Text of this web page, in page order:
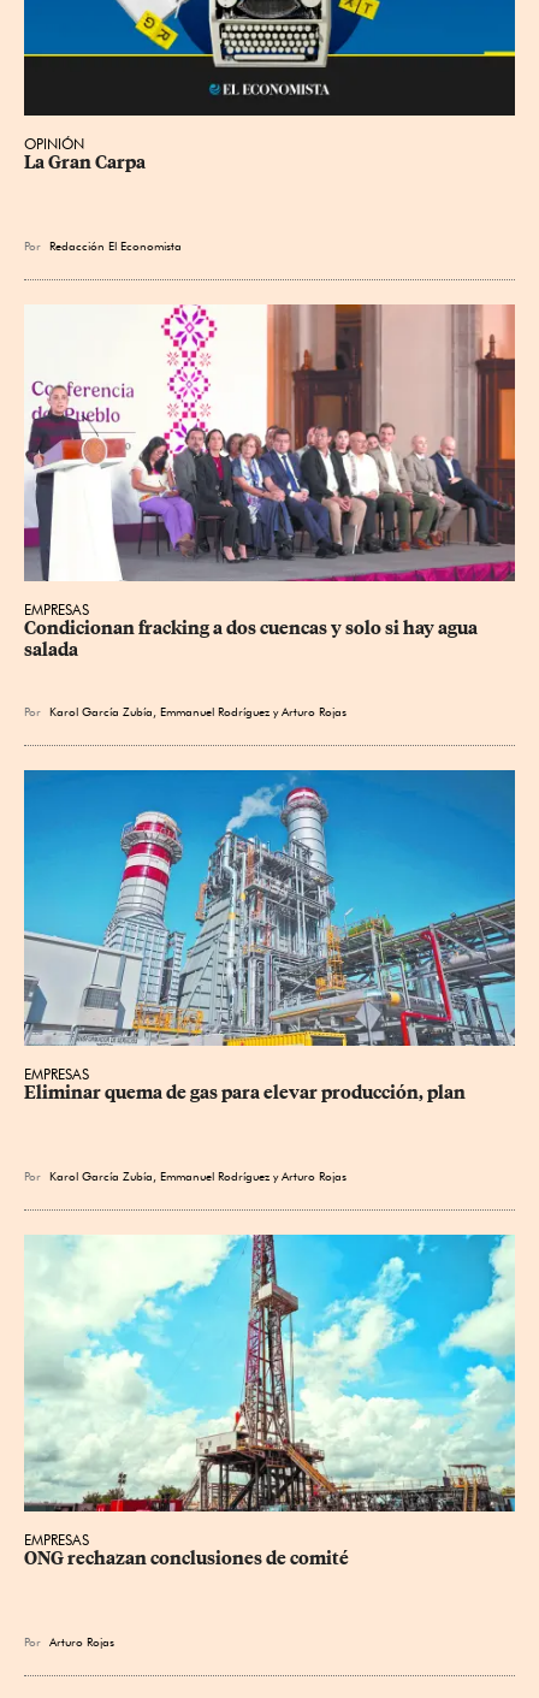
OPINIÓN
La Gran Carpa
Por Redacción El Economista
EMPRESAS
Condicionan fracking a dos cuencas y solo si hay agua
salada
Por Karol García Zubía Emmanuel Rodríguez yArturo Rojas
EMPRESAS
Eliminar quema de gas para elevar producción, plan
Por Karol García Zubía Emmanuel Rodríguez yArturo Rojas
EMPRESAS
ONG rechazan conclusiones de comité
Por Arturo Rojas